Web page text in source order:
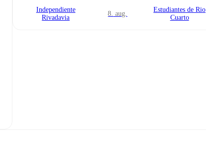
Independiente
Rivadavia
8. aug.
Estudiantes de Rio
Cuarto